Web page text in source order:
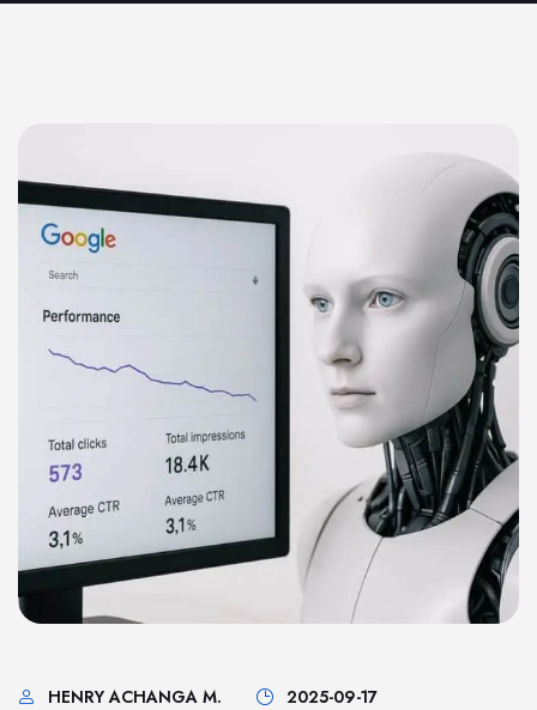
HENRY ACHANGA M.
2025-09-17